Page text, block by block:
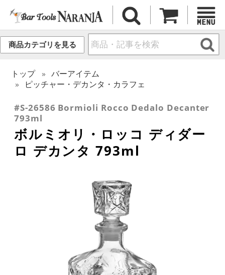
商品カテゴリを見る
トップ
バーアイテム
ピッチャー・デカンタ・カラフェ
#S-26586 Bormioli Rocco Dedalo Decanter
793ml
ボルミオリ・ロッコ ディダー
ロ デカンタ 793ml